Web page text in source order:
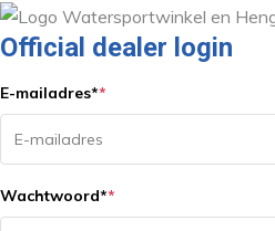
Official dealer login
E-mailadres**
Wachtwoord**